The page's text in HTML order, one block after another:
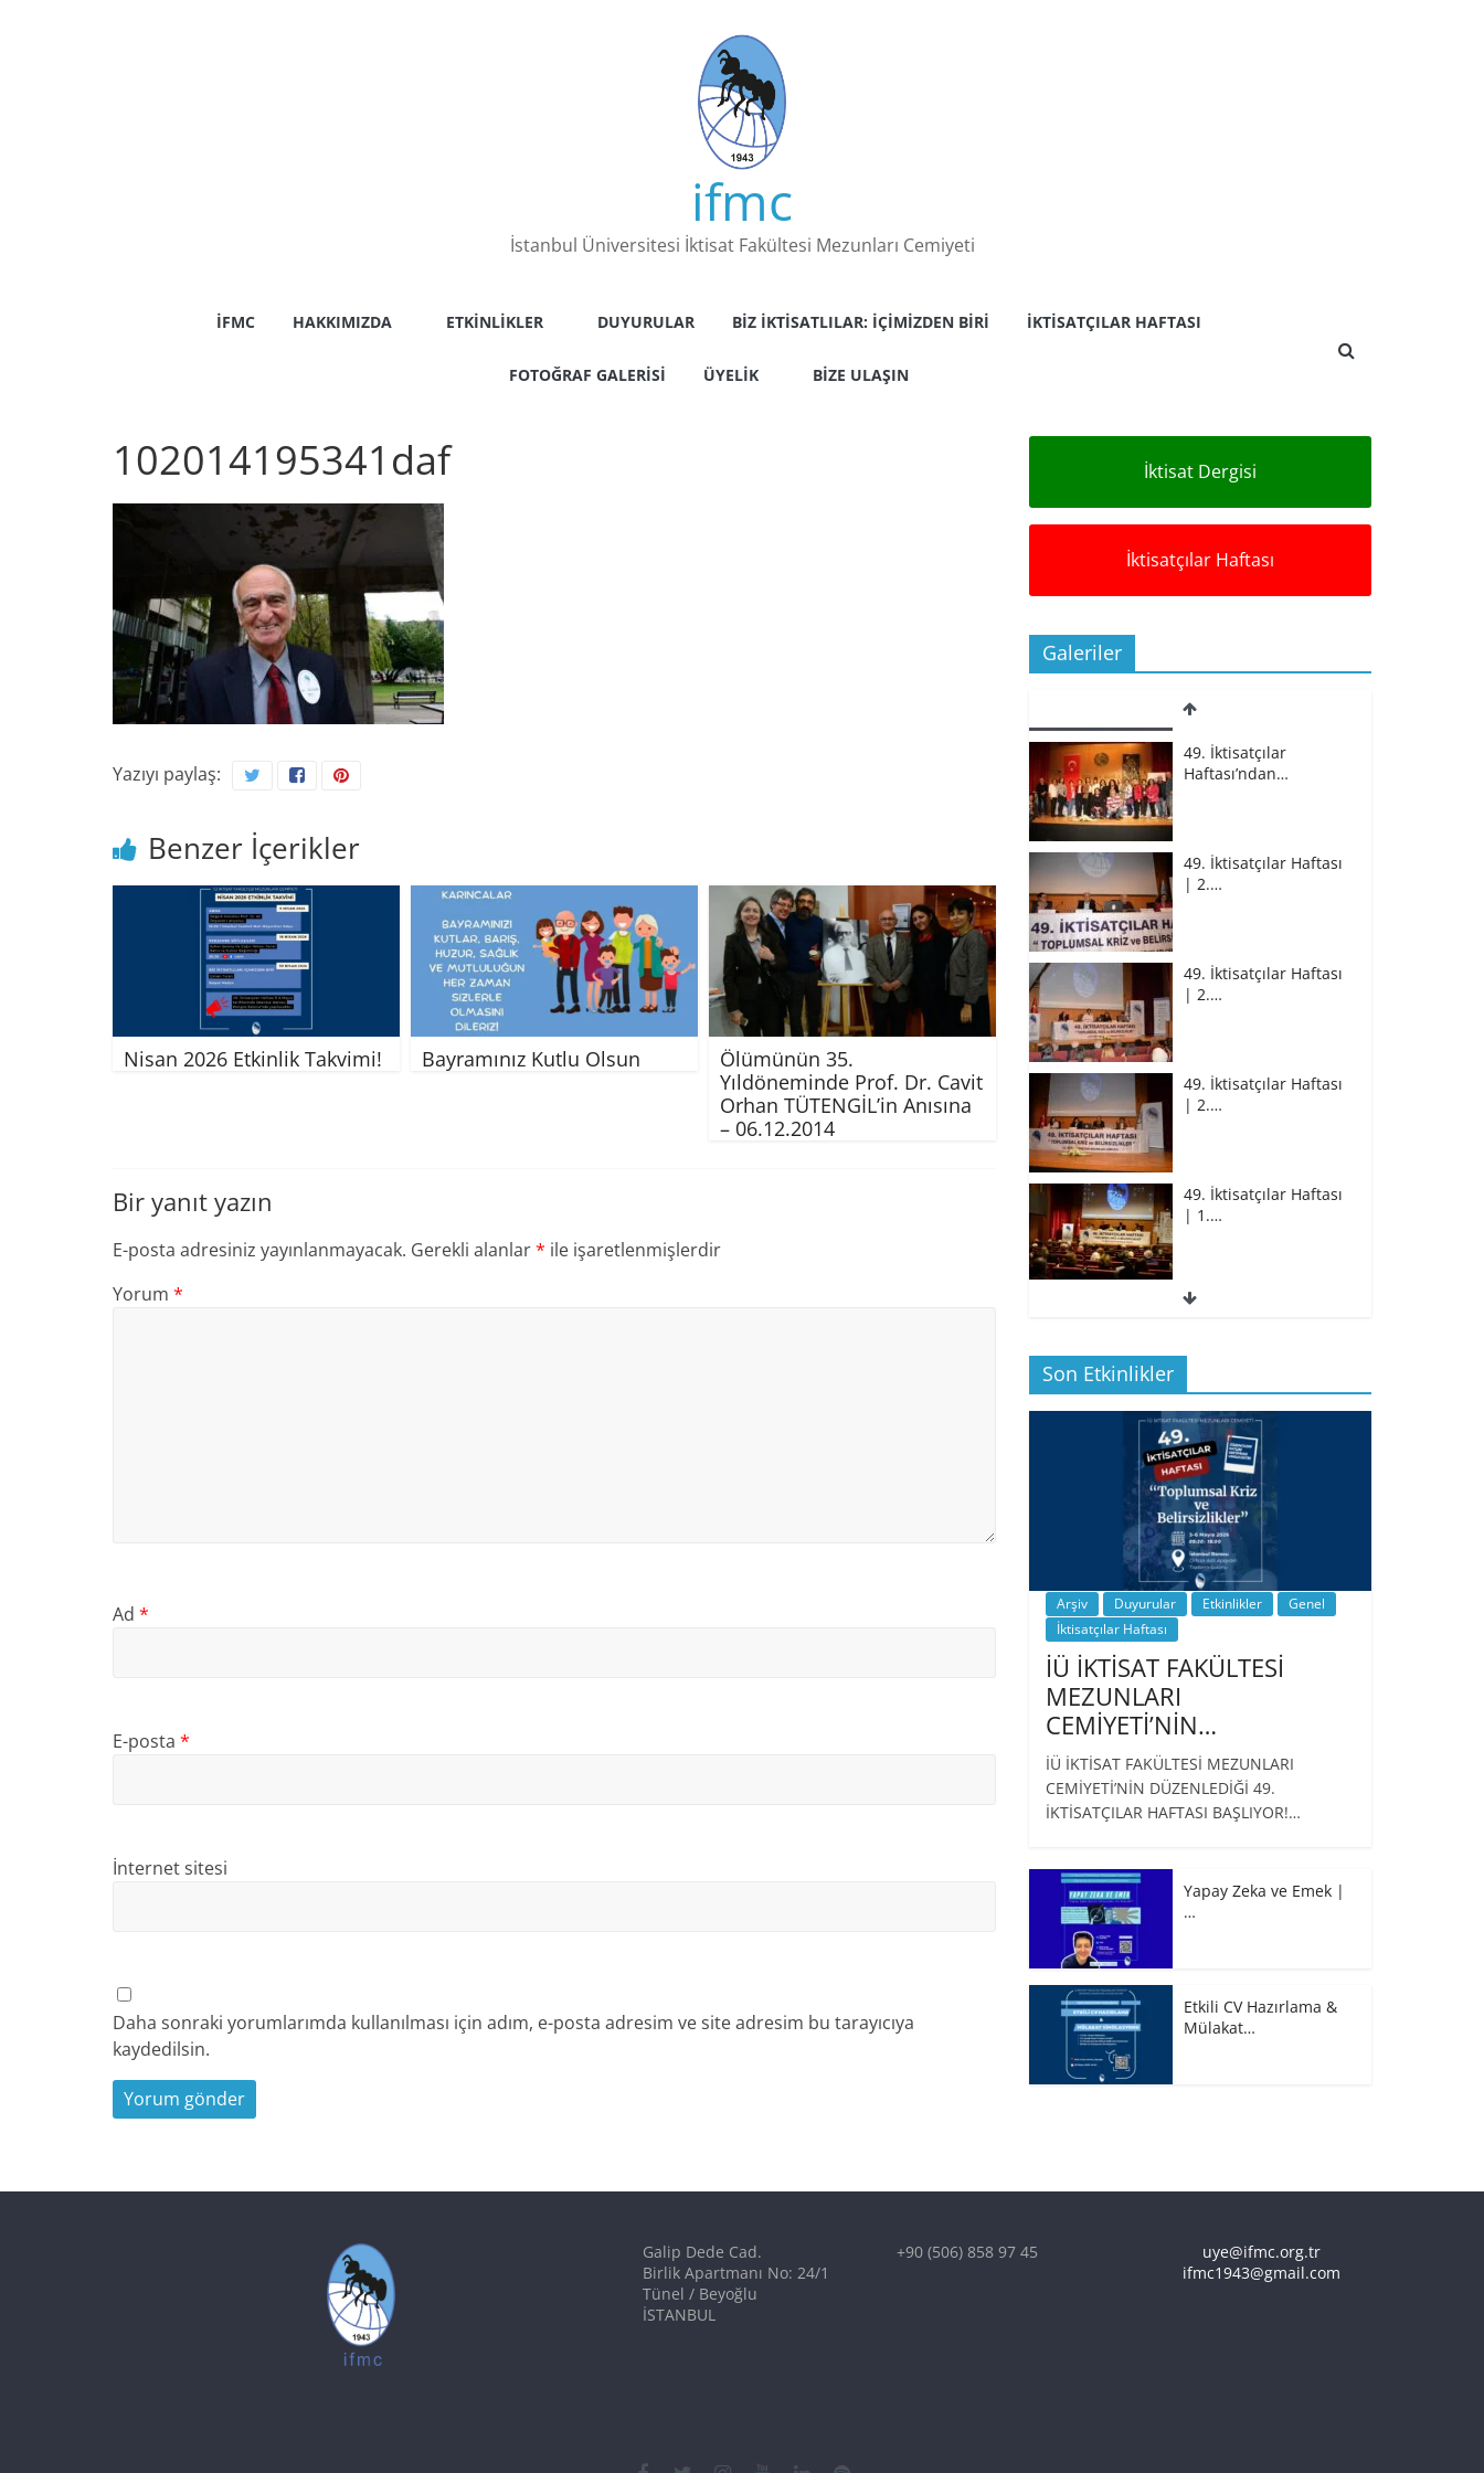
ifmc
İstanbul Üniversitesi İktisat Fakültesi Mezunları Cemiyeti
İFMC HAKKIMIZDA ETKINLIKLER DUYURULAR BIZ İKTISATLILAR: İÇIMIZDEN BIRI İKTISATÇILAR HAFTASI
FOTOĞRAF GALERISI ÜYELIK BIZE ULAŞIN
102014195341daf
Yazıyı paylaş:
Benzer İçerikler
Nisan 2026 Etkinlik Takvimi! Bayramınız Kutlu Olsun
Ölümünün 35.
Yıldöneminde Prof. Dr. Cavit
Orhan TÜTENGİL’in Anısına
– 06.12.2014
Bir yanıt yazın
E-posta adresiniz yayınlanmayacak. Gerekli alanlar* ile işaretlenmişlerdir
Yorum *
Ad *
E-posta *
İnternet sitesi
Daha sonraki yorumlarımda kullanılması için adım, e-posta adresim ve site adresim bu tarayıcıya
kaydedilsin.
İktisat Dergisi
İktisatçılar Haftası
Galeriler
49. İktisatçılar
Haftası’ndan…
49. İktisatçılar Haftası
| 2.…
49. İktisatçılar Haftası
| 2.…
49. İktisatçılar Haftası
| 2.…
49. İktisatçılar Haftası
| 1.…
49. İktisatçılar Haftası
BİZ İKTİSATLILAR:
İÇİMİZDEN BİRİ PROF.…
Son Etkinlikler
Arşiv Duyurular Etkinlikler
Genel
İktisatçılar Haftası
İÜ İKTİSAT FAKÜLTESİ
MEZUNLARI
CEMİYETİ’NİN…
İÜ İKTİSAT FAKÜLTESİ MEZUNLARI
CEMİYETİ’NİN DÜZENLEDİĞİ 49.
İKTİSATÇILAR HAFTASI BAŞLIYOR!…
Yapay Zeka ve Emek |
…
Etkili CV Hazırlama &
Mülakat…
Galip Dede Cad.
Birlik Apartmanı No: 24/1
Tünel / Beyoğlu
İSTANBUL
+90 (506) 858 97 45
uye@ifmc.org.tr
ifmc1943@gmail.com